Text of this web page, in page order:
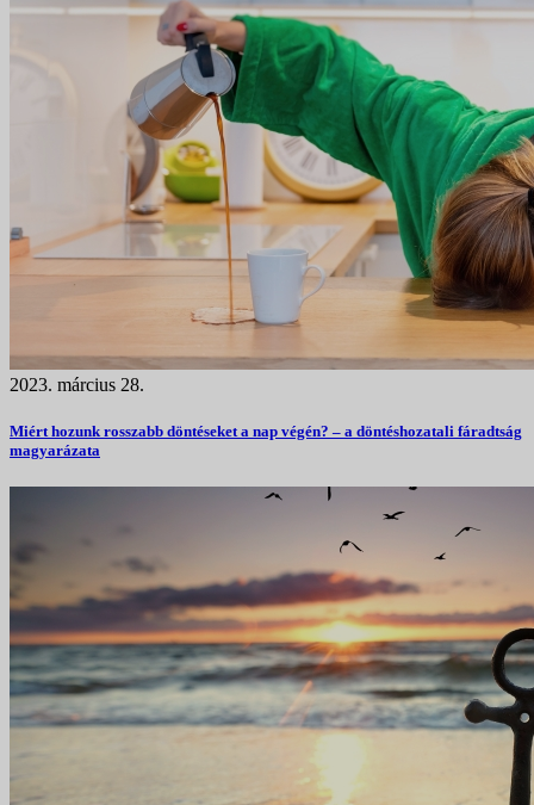
2023. március 28.
Miért hozunk rosszabb döntéseket a nap végén? – a döntéshozatali fáradtság
magyarázata